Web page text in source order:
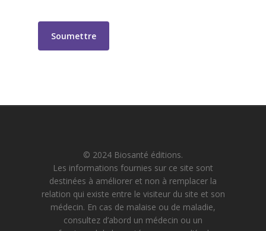
© 2024 Biosanté éditions.
Les informations fournies sur ce site sont
destinées à améliorer et non à remplacer la
relation qui existe entre le visiteur du site et son
médecin. En cas de malaise ou de maladie,
consultez d’abord un médecin ou un